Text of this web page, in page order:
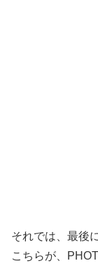
それでは、最後
こちらが、